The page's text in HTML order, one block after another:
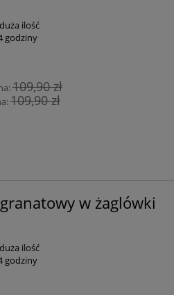
duża ilość
godziny
109,90 zł
109,90 zł
w żaglówki
duża ilość
godziny